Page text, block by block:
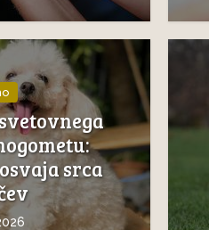
srca